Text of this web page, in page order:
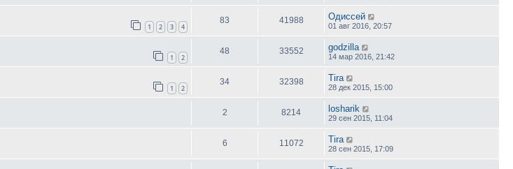
1 2 3 4
83 41988 Одиссей
01 авг 2016, 20:57
1 2
48 33552 godzilla
14 мар 2016, 21:42
1 2
34 32398 Tira
28 дек 2015, 15:00
2 8214 losharik
29 сен 2015, 11:04
6 11072 Tira
28 сен 2015, 17:09